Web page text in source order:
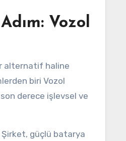
Vozol
alternatif haline
biri Vozol
derece işlevsel ve
Şirket, güçlü batarya